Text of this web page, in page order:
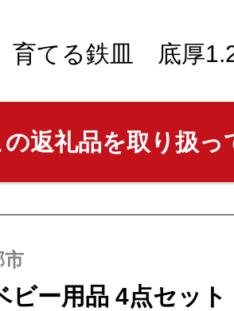
てる鉄皿 底厚
の返礼品を取り扱っ
市
ビー用品 4点セッ